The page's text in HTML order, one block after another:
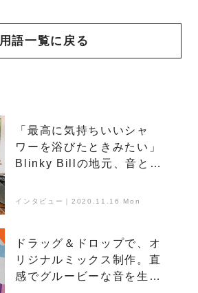
用語一覧に戻る
「最高に気持ちいいシャ
ワーを浴びたときみたい」
Blinky Billの地元、音と制
ケニア随一の音楽人を育む
インタビュー｜2020.11.16 Mon
ドラッグ＆ドロップで、オ
リジナルミックス制作。直
感でグルービーな音を生み